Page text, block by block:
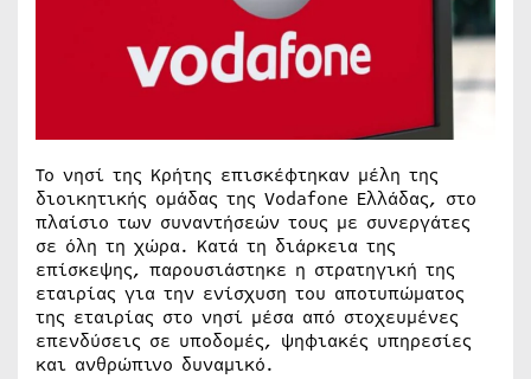
Το νησί της Κρήτης επισκέφτηκαν μέλη της
διοικητικής ομάδας της Vodafone Ελλάδας, στο
πλαίσιο των συναντήσεών τους με συνεργάτες
σε όλη τη χώρα. Κατά τη διάρκεια της
επίσκεψης, παρουσιάστηκε η στρατηγική της
εταιρίας για την ενίσχυση του αποτυπώματος
της εταιρίας στο νησί μέσα από στοχευμένες
επενδύσεις σε υποδομές, ψηφιακές υπηρεσίες
και ανθρώπινο δυναμικό.